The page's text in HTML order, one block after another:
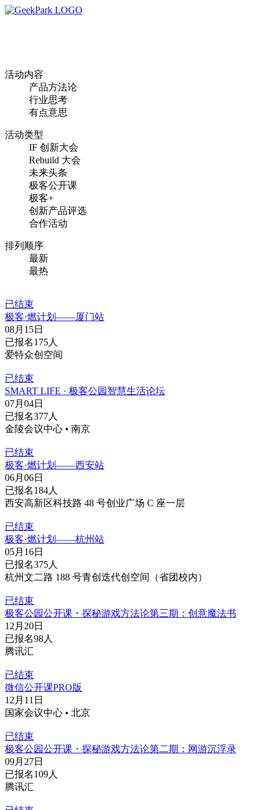
活动内容
产品方法论
行业思考
有点意思
活动类型
IF 创新大会
Rebuild 大会
未来头条
极客公开课
极客+
创新产品评选
合作活动
排列顺序
最新
最热
已结束
极客·燃计划——厦门站
08月15日
已报名175人
爱特众创空间
已结束
SMART LIFE · 极客公园智慧生活论坛
07月04日
已报名377人
金陵会议中心 • 南京
已结束
极客·燃计划——西安站
06月06日
已报名184人
西安高新区科技路 48 号创业广场 C 座一层
已结束
极客·燃计划——杭州站
05月16日
已报名375人
杭州文二路 188 号青创迭代创空间（省团校内）
已结束
极客公园公开课・探秘游戏方法论第三期：创意魔法书
12月20日
已报名98人
腾讯汇
已结束
微信公开课PRO版
12月11日
国家会议中心 • 北京
已结束
极客公园公开课・探秘游戏方法论第二期：网游沉浮录
09月27日
已报名109人
腾讯汇